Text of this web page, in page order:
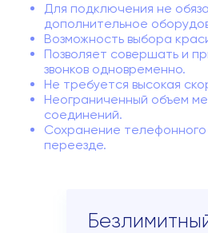
Зона
Для подключения не
дополнительное
Возможность выбора
Позволяет совершать и
звонков одновременно.
Не требуется высокая
Неограниченный объем
соединений.
Сохранение
переезде.